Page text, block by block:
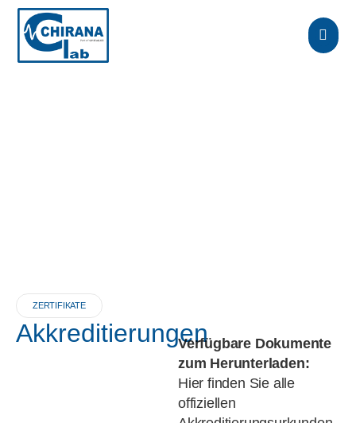
ZERTIFIKATE
AkkreditierungenVerfügbare Dokumente
zum Herunterladen:
Hier finden Sie alle
offiziellen